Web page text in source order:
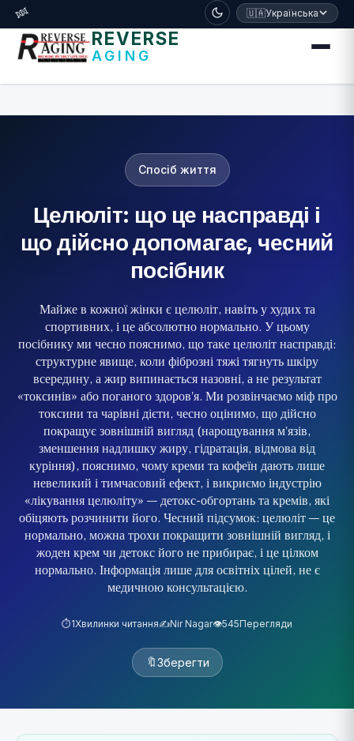
דלג לתוכן הראשי
🧬 🇺🇦Українська
REVERSE
AGING
Спосіб життя
Целюліт: що це насправді і
що дійсно допомагає, чесний
посібник
Майже в кожної жінки є целюліт, навіть у худих та
спортивних, і це абсолютно нормально. У цьому
посібнику ми чесно пояснимо, що таке целюліт насправді:
структурне явище, коли фіброзні тяжі тягнуть шкіру
всередину, а жир випинається назовні, а не результат
«токсинів» або поганого здоров'я. Ми розвінчаємо міф про
токсини та чарівні дієти, чесно оцінимо, що дійсно
покращує зовнішній вигляд (нарощування м'язів,
зменшення надлишку жиру, гідратація, відмова від
куріння), пояснимо, чому креми та кофеїн дають лише
невеликий і тимчасовий ефект, і викриємо індустрію
«лікування целюліту» — детокс-обгортань та кремів, які
обіцяють розчинити його. Чесний підсумок: целюліт — це
нормально, можна трохи покращити зовнішній вигляд, і
жоден крем чи детокс його не прибирає, і це цілком
нормально. Інформація лише для освітніх цілей, не є
медичною консультацією.
⏱️1Хвилинки читання✍️Nir Nagar👁️545Перегляди
🔖Зберегти